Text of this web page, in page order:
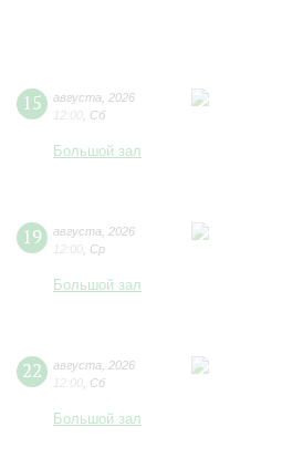
15 августа
2026
12:00 Сб
Большой зал
19 августа
2026
12:00 Ср
Большой зал
22 августа
2026
12:00 Сб
Большой зал